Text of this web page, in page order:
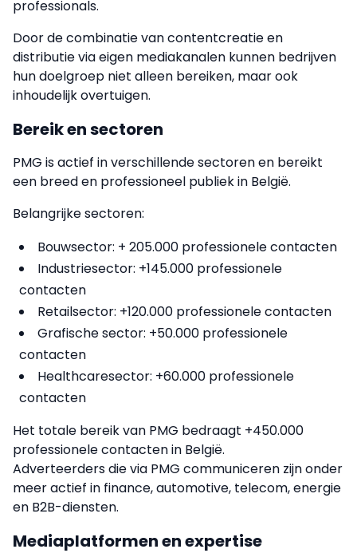
professionals.
Door de combinatie van contentcreatie en
distributie via eigen mediakanalen kunnen bedrijven
hun doelgroep niet alleen bereiken, maar ook
inhoudelijk overtuigen.
Bereik en sectoren
PMG is actief in verschillende sectoren en bereikt
een breed en professioneel publiek in België.
Belangrijke sectoren:
Bouwsector: + 205.000 professionele contacten
Industriesector: +145.000 professionele
contacten
Retailsector: +120.000 professionele contacten
Grafische sector: +50.000 professionele
contacten
Healthcaresector: +60.000 professionele
contacten
Het totale bereik van PMG bedraagt +450.000
professionele contacten in België.
Adverteerders die via PMG communiceren zijn onder
meer actief in finance, automotive, telecom, energie
en B2B-diensten.
Mediaplatformen en expertise